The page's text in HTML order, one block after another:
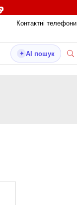
Контактні телефони
✦ AI пошук